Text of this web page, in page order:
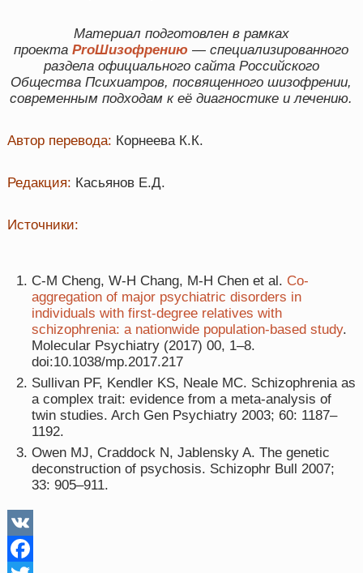
Материал подготовлен в рамках
проектаProШизофрению — специализированного
раздела официального сайта Российского
Общества Психиатров, посвященного шизофрении,
современным подходам к её диагностике и лечению.
Автор перевода: Корнеева К.К.
Редакция: Касьянов Е.Д.
Источники:
C-M Cheng, W-H Chang, M-H Chen et al. Co-
aggregation of major psychiatric disorders in
individuals with first-degree relatives with
schizophrenia: a nationwide population-based study.
Molecular Psychiatry (2017) 00, 1–8.
doi:10.1038/mp.2017.217
Sullivan PF, Kendler KS, Neale MC. Schizophrenia as
a complex trait: evidence from a meta-analysis of
twin studies. Arch Gen Psychiatry 2003; 60: 1187–
1192.
Owen MJ, Craddock N, Jablensky A. The genetic
deconstruction of psychosis. Schizophr Bull 2007;
33: 905–911.
V